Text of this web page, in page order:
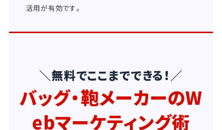
活用が有効です。
＼無料でここまでできる！／
バッグ・鞄メーカーのW
ebマーケティング術